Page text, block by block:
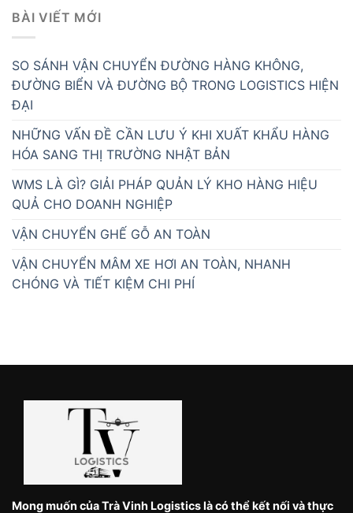
BÀI VIẾT MỚI
SO SÁNH VẬN CHUYỂN ĐƯỜNG HÀNG KHÔNG,
ĐƯỜNG BIỂN VÀ ĐƯỜNG BỘ TRONG LOGISTICS HIỆN
ĐẠI
NHỮNG VẤN ĐỀ CẦN LƯU Ý KHI XUẤT KHẨU HÀNG
HÓA SANG THỊ TRƯỜNG NHẬT BẢN
WMS LÀ GÌ? GIẢI PHÁP QUẢN LÝ KHO HÀNG HIỆU
QUẢ CHO DOANH NGHIỆP
VẬN CHUYỂN GHẾ GỖ AN TOÀN
VẬN CHUYỂN MÂM XE HƠI AN TOÀN, NHANH
CHÓNG VÀ TIẾT KIỆM CHI PHÍ
Mong muốn của Trà Vinh Logistics là có thể kết nối và thực